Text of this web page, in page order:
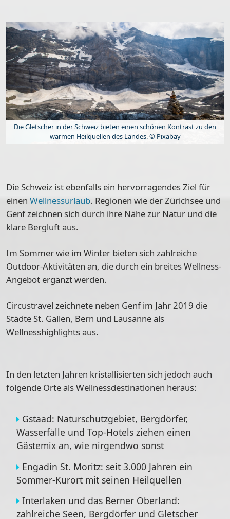
Die Gletscher in der Schweiz bieten einen schönen Kontrast zu den
warmen Heilquellen des Landes. © Pixabay
Die Schweiz ist ebenfalls ein hervorragendes Ziel für
einen Wellnessurlaub. Regionen wie derZürichsee und
Genfzeichnen sich durch ihre Nähe zur Natur und die
klare Bergluft aus.
Im Sommer wie im Winter bieten sich zahlreiche
Outdoor-Aktivitäten an, die durch ein breites Wellness-
Angebot ergänzt werden.
Circustravel zeichnete neben Genf im Jahr 2019 die
Städte St. Gallen, Bern und Lausanne als
Wellnesshighlightsaus.
In den letzten Jahren kristallisierten sich jedoch auch
folgende Orte als Wellnessdestinationen heraus:
Gstaad: Naturschutzgebiet, Bergdörfer,
Wasserfälle und Top-Hotels ziehen einen
Gästemix an, wie nirgendwo sonst
Engadin St. Moritz: seit 3.000 Jahren ein
Sommer-Kurort mit seinen Heilquellen
Interlaken und das Berner Oberland:
zahlreiche Seen, Bergdörfer und Gletscher